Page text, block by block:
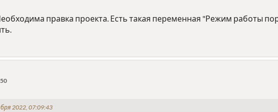
правка проекта. Есть такая переменная "Режим работы
2022, 07:09:43